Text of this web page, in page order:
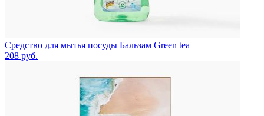
Средство для мытья посуды Бальзам Green tea
208 руб.